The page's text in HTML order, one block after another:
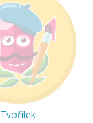
Tvořílek